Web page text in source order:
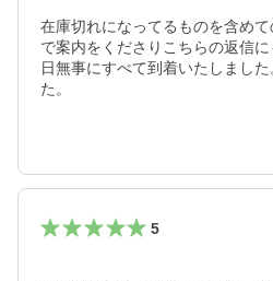
在庫切れになってるものを含め
で案内をくださりこちらの返信
日無事にすべて到着いたしまし
た。
5